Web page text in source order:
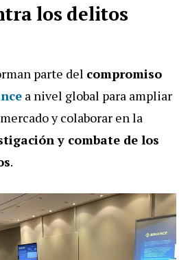
los delitos
parte del compromiso
a nivel global para ampliar
y colaborar en la
y combate de los
.